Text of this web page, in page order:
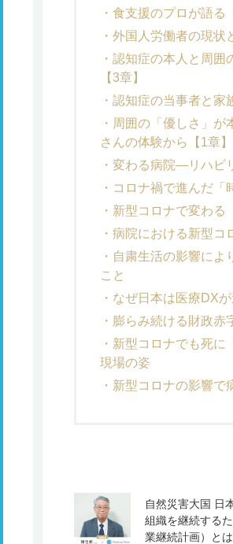
食支援のプロが語る
外国人労働者の現状
認知症の本人と周囲
【3章】
認知症の当事者と家
周囲の「優しさ」
さんの体験から【1章】
変わる病院―リハビ
コロナ禍で進んだ
新型コロナで変わ
病院における新型
自粛生活の影響に
こと
なぜ日本は医療DX
膨らみ続ける財政
新型コロナでも死
現場の姿
新型コロナの影響で
自然災害大国 日
組織を継続する
業継続計画）とは